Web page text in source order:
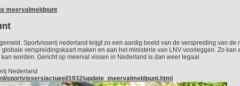
meervalmeldpunt
Sportvisserij nederland krijgt zo een aardig beeld van de verspreiding van
verspreidingskaart maken en aan het ministerie van LNV voorleggen. Zo
worden. Gericht op meerval vissen in Nederland is dan weer legaal.
Nederland
sportvissers/actueel/1932/update_meervalmeldpunt.html